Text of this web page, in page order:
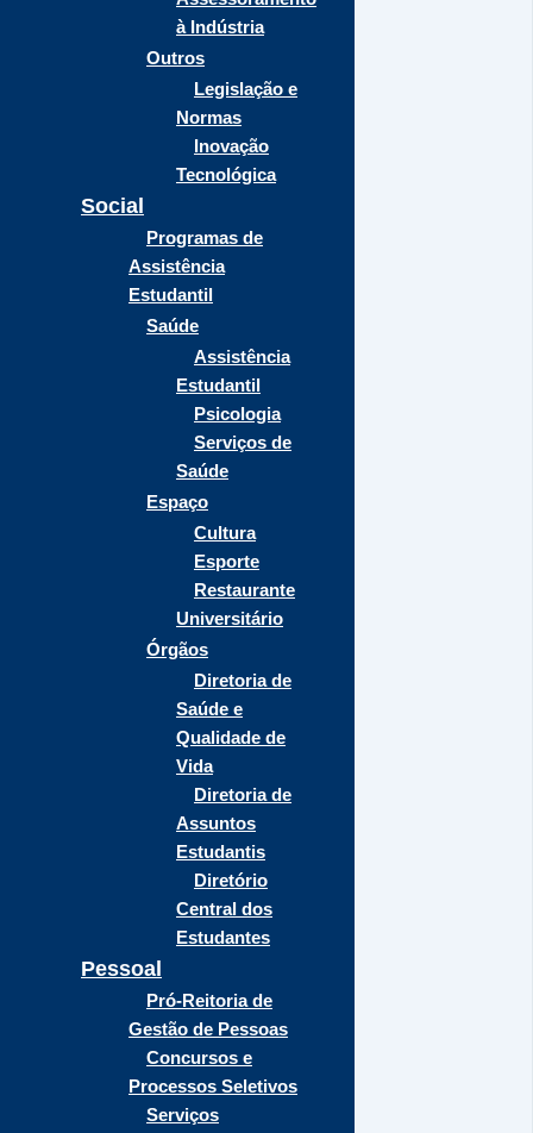
à Indústria
Outros
Legislação e
Normas
Inovação
Tecnológica
Social
Programas de
Assistência
Estudantil
Saúde
Assistência
Estudantil
Psicologia
Serviços de
Saúde
Espaço
Cultura
Esporte
Restaurante
Universitário
Órgãos
Diretoria de
Saúde e
Qualidade de
Vida
Diretoria de
Assuntos
Estudantis
Diretório
Central dos
Estudantes
Pessoal
Pró-Reitoria de
Gestão de Pessoas
Concursos e
Processos Seletivos
Serviços